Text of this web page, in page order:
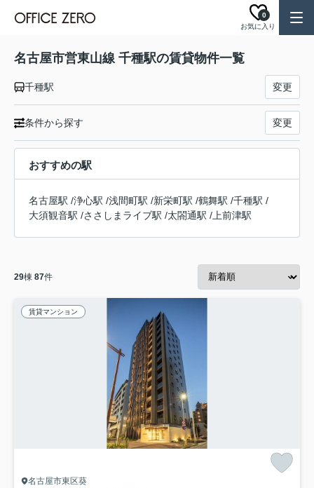
お気に入り
0
名古屋市営東山線 千種駅の賃貸物件一覧
千種駅 変更
条件から探す 変更
おすすめの駅
名古屋駅 /浄心駅 /浅間町駅 /新栄町駅 /鶴舞駅 /千種駅 /
大須観音駅 /ささしまライブ駅 /太閤通駅 / 上前津駅
29棟 87件
賃貸マンション
名古屋市東区葵